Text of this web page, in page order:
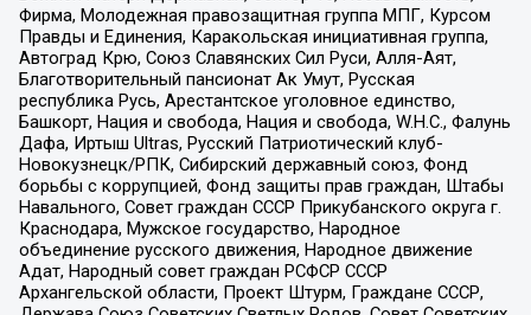
Фирма, Молодежная правозащитная группа МПГ, Курсом
Правды и Единения, Каракольская инициативная группа,
Автоград Крю, Союз Славянских Сил Руси, Алля-Аят,
Благотворительный пансионат Ак Умут, Русская
республика Русь, Арестантское уголовное единство,
Башкорт, Нация и свобода, Нация и свобода, W.H.С., Фалунь
Дафа, Иртыш Ultras, Русский Патриотический клуб-
Новокузнецк/РПК, Сибирский державный союз, Фонд
борьбы с коррупцией, Фонд защиты прав граждан, Штабы
Навального, Совет граждан СССР Прикубанского округа г.
Краснодара, Мужское государство, Народное
объединение русского движения, Народное движение
Адат, Народный совет граждан РСФСР СССР
Архангельской области, Проект Штурм, Граждане СССР,